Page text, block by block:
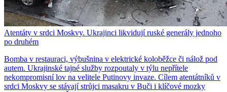
Atentáty v srdci Moskvy. Ukrajinci likvidují ruské generály jednoho
po druhém
Bomba v restauraci, výbušnina v elektrické koloběžce či nálož pod
autem. Ukrajinské tajné služby rozpoutaly v týlu nepřítele
nekompromisní lov na velitele Putinovy invaze. Cílem atentátníků v
srdci Moskvy se stávají strůjci masakru v Buči i klíčové mozky